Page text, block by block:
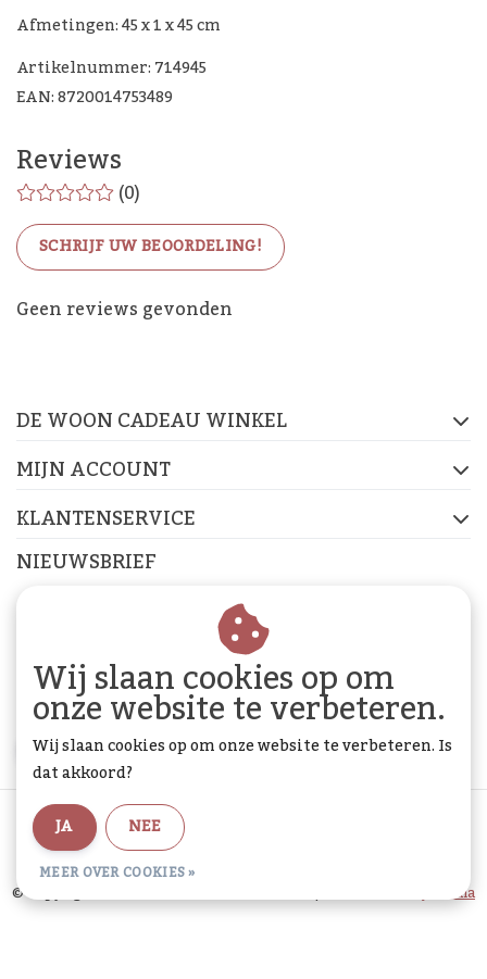
Afmetingen: 45 x 1 x 45 cm
Artikelnummer: 714945
EAN: 8720014753489
Reviews
(0)
SCHRIJF UW BEOORDELING!
Geen reviews gevonden
De Woon Cadeau Winkel
DE WOON CADEAU WINKEL
MIJN ACCOUNT
KLANTENSERVICE
NIEUWSBRIEF
Abonneer je op onze nieuwsbrief om op de hoogte te
ABONNEER
Algemene voorwaarden
© Copyright 2026 - De Woon Cadeau Winkel | RealisatieInStijl Media
Wij slaan cookies op om
onze website te verbeteren.
Wij slaan cookies op om onze website te verbeteren. Is
dat akkoord?
JA
NEE
MEER OVER COOKIES »